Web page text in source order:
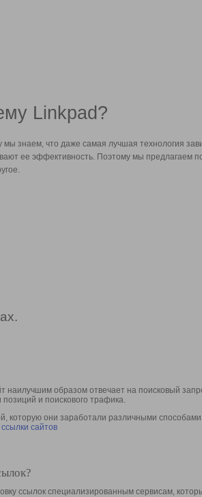
Linkpad?
мы знаем, что даже самая лучшая технология
ее эффективность. Поэтому мы предлагаем
наилучшим образом отвечает на поисковый
и поискового трафика.
они заработали различными
сайтов
ссылок специализированным сервисам,